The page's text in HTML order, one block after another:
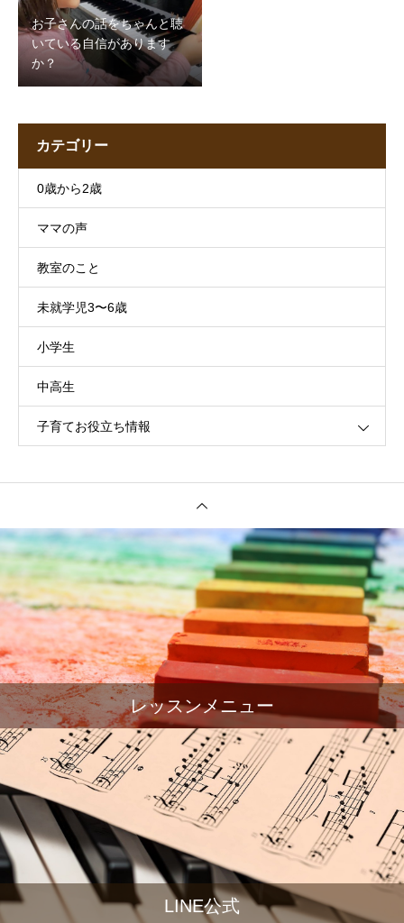
お子さんの話をちゃんと聴
いている自信があります
か？
カテゴリー
0歳から2歳
ママの声
教室のこと
未就学児3〜6歳
小学生
中高生
子育てお役立ち情報
レッスンメニュー
LINE公式